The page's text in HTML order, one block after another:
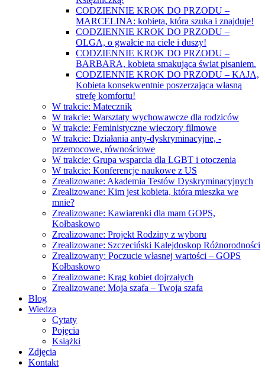
CODZIENNIE KROK DO PRZODU –
MARCELINA: kobieta, która szuka i znajduje!
CODZIENNIE KROK DO PRZODU –
OLGA, o gwałcie na ciele i duszy!
CODZIENNIE KROK DO PRZODU –
BARBARA, kobieta smakująca świat pisaniem.
CODZIENNIE KROK DO PRZODU – KAJA,
Kobieta konsekwentnie poszerzająca własną
strefę komfortu!
W trakcie: Matecznik
W trakcie: Warsztaty wychowawcze dla rodziców
W trakcie: Feministyczne wieczory filmowe
W trakcie: Działania anty-dyskryminacyjne, -
przemocowe, równościowe
W trakcie: Grupa wsparcia dla LGBT i otoczenia
W trakcie: Konferencje naukowe z US
Zrealizowane: Akademia Testów Dyskryminacyjnych
Zrealizowane: Kim jest kobieta, która mieszka we
mnie?
Zrealizowane: Kawiarenki dla mam GOPS,
Kołbaskowo
Zrealizowane: Projekt Rodziny z wyboru
Zrealizowane: Szczeciński Kalejdoskop Różnorodności
Zrealizowany: Poczucie własnej wartości – GOPS
Kołbaskowo
Zrealizowane: Krąg kobiet dojrzałych
Zrealizowane: Moja szafa – Twoja szafa
Blog
Wiedza
Cytaty
Pojęcia
Książki
Zdjęcia
Kontakt